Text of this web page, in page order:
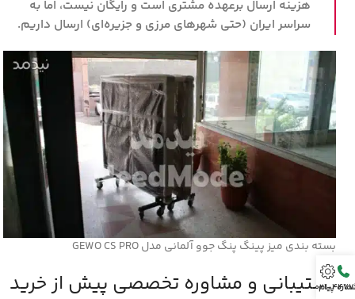
هزینه ارسال برعهده مشتری است و رایگان نیست، اما به
سراسر ایران (حتی شهرهای مرزی و جزیره‌ای) ارسال داریم.
بسته بندی میز پینگ پنگ جوو آلمانی مدل GEWO CS PRO
پشتیبانی و مشاوره تخصصی پیش از خرید
021-
پیام رسان